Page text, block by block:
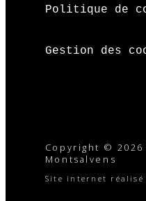
Politique de
Gestion des
Copyright ©
Montsalvens
Site internet